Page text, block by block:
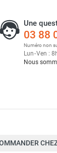
fixe au
fioul avec
suspendu
Une
03 88
Numéro non
Lun-Ven : 8
Nous